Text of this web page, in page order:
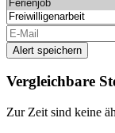
Alert speichern
Vergleichbare
Zur Zeit sind keine